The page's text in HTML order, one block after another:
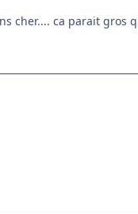
cher.... ca parait gros